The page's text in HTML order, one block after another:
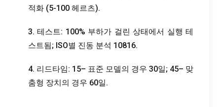
적화 (5-100 헤르츠).
3. 테스트: 100% 부하가 걸린 상태에서 실행 테
스트됨; ISO별 진동 분석 10816.
4. 리드타임: 15– 표준 모델의 경우 30일; 45– 맞
춤형 장치의 경우 60일.